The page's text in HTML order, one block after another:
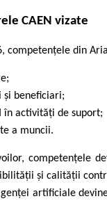
CAEN vizate
competențele din
și beneficiari;
în activități de suport;
a muncii.
competențele
și calității
artificiale